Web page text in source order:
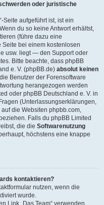
oder juristische
Seite aufgeführt ist, ist ein
du so keine Antwort erhältst,
(führe dazu eine
bei einem kostenlosen
usw. liegt — den Support oder
Bitte beachte, dass phpBB
e. V. (phpBB.de) absolut keinen
Benutzer der Forensoftware
herangezogen werden
oder phpBB Deutschland e. V. in
(Unterlassungserklärungen,
auf die Websiten phpbb.com,
Falls du phpBB Limited
die die Softwarenutzung
höchstens eine knappe
kontaktieren?
nutzen, wenn die
wurde.
Link „Das Team“ verwenden.